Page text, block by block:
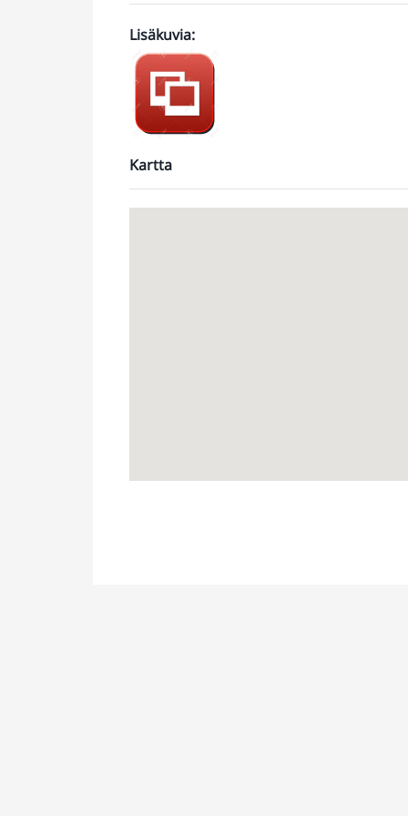
Lisäkuvia:
https://jonne.smugmug.com/Toimitilat/
Kumitehtaankatu/
Kartta